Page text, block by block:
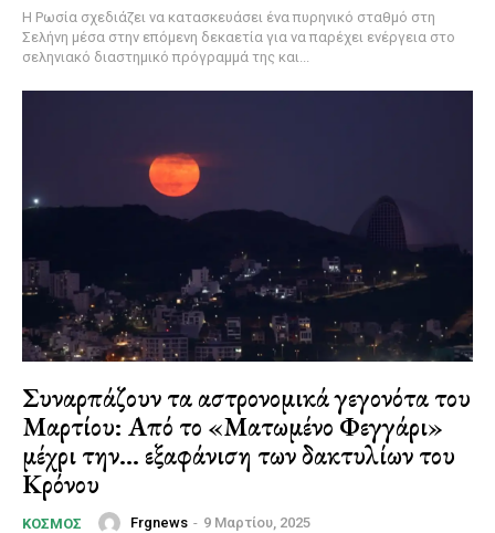
Η Ρωσία σχεδιάζει να κατασκευάσει ένα πυρηνικό σταθμό στη
Σελήνη μέσα στην επόμενη δεκαετία για να παρέχει ενέργεια στο
σεληνιακό διαστημικό πρόγραμμά της και...
Συναρπάζουν τα αστρονομικά γεγονότα του
Μαρτίου: Από το «Ματωμένο Φεγγάρι»
μέχρι την… εξαφάνιση των δακτυλίων του
Κρόνου
ΚΌΣΜΟΣ Frgnews - 9 Μαρτίου, 2025